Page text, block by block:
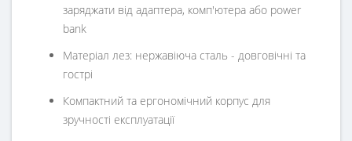
заряджати від адаптера, комп'ютера або power
bank
Матеріал лез: нержавіюча сталь - довговічні та
гострі
Компактний та ергономічний корпус для
зручності експлуатації